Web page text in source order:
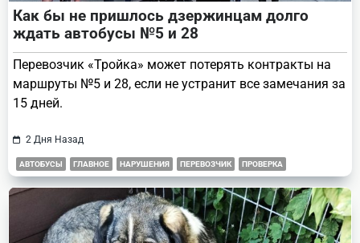
Как бы не пришлось дзержинцам долго
ждать автобусы №5 и 28
Перевозчик «Тройка» может потерять контракты на
маршруты №5 и 28, если не устранит все замечания за
15 дней.
2 Дня Назад
АВТОБУСЫ ГЛАВНОЕ НАРУШЕНИЯ ПЕРЕВОЗЧИК ПРОВЕРКА